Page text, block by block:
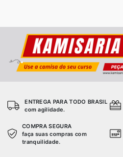
ENTREGA PARA TODO BRASIL
com agilidade.
COMPRA SEGURA
faça suas compras com
tranquilidade.